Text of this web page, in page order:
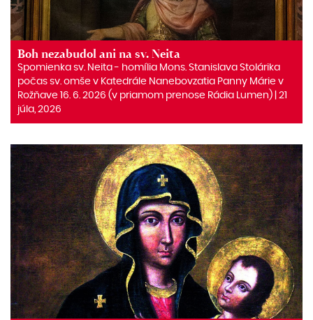
Boh nezabudol ani na sv. Neita
Spomienka sv. Neita ‒ homília Mons. Stanislava Stolárika
počas sv. omše v Katedrále Nanebovzatia Panny Márie v
Rožňave 16. 6. 2026 (v priamom prenose Rádia Lumen) | 21
júla, 2026